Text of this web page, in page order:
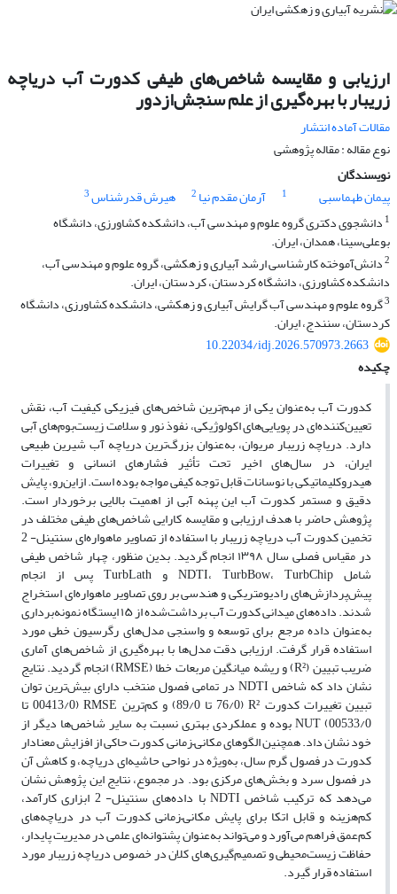
ارزیابی و مقایسه شاخص‌های طیفی کدورت آب دریاچه
زریبار با بهره‌گیری از علم سنجش‌‌ازدور
مقالات آماده انتشار
نوع مقاله : مقاله پژوهشی
نویسندگان
پیمان طهماسبی
1 آرمان مقدم نیا 2 هیرش قدرشناس3
1 دانشجوی دکتری گروه علوم و مهندسی آب، دانشکده کشاورزی، دانشگاه
بوعلی‌سینا، همدان، ایران.
2دانش‌آموخته کارشناسی ارشد آبیاری و زهکشی، گروه علوم و مهندسی آب،
دانشکده کشاورزی، دانشگاه کردستان، کردستان، ایران.
3گروه علوم و مهندسی آب گرایش آبیاری و زهکشی، دانشکده کشاورزی، دانشگاه
کردستان، سنندج، ایران.
10.22034/idj.2026.570973.2663
چکیده
کدورت آب به‌عنوان یکی از مهم‌ترین شاخص‌های فیزیکی کیفیت آب، نقش
تعیین‌کننده‌ای در پویایی‌های اکولوژیکی، نفوذ نور و سلامت زیست‌بوم‌های آبی
دارد. دریاچه زریبار مریوان، به‌عنوان بزرگ‌ترین دریاچه آب شیرین طبیعی
ایران، در سال‌های اخیر تحت تأثیر فشارهای انسانی و تغییرات
هیدروکلیماتیکی با نوسانات قابل توجه کیفی مواجه بوده است. ازاین‌رو، پایش
دقیق و مستمر کدورت آب این پهنه آبی از اهمیت بالایی برخوردار است.
پژوهش حاضر با هدف ارزیابی و مقایسه کارایی شاخص‌های طیفی مختلف در
تخمین کدورت آب دریاچه زریبار با استفاده از تصاویر ماهواره‌ای سنتینل- 2
در مقیاس فصلی سال ۱۳۹۸ انجام گردید. بدین منظور، چهار شاخص طیفی
شامل NDTI، TurbBow، TurbChip و TurbLath پس از انجام
پیش‌پردازش‌های رادیومتریکی و هندسی بر روی تصاویر ماهواره‌ای استخراج
شدند. داده‌های میدانی کدورت آب برداشت‌شده از ۱۵ ایستگاه نمونه‌برداری
به‌عنوان داده مرجع برای توسعه و واسنجی مدل‌های رگرسیون خطی مورد
استفاده قرار گرفت. ارزیابی دقت مدل‌ها با بهره‌گیری از شاخص‌های آماری
ضریب تبیین (R²) و ریشه میانگین مربعات خطا (RMSE) انجام گردید. نتایج
نشان داد که شاخص NDTI در تمامی فصول منتخب دارای بیش‌ترین توان
تبیین تغییرات کدورت R² (76/0 تا 89/0) و کم‌ترین RMSE (00413/0 تا
00533/0) NUT بوده و عملکردی بهتری نسبت به سایر شاخص‌ها دیگر از
خود نشان داد. همچنین الگوهای مکانی–زمانی کدورت حاکی از افزایش معنادار
کدورت در فصول گرم سال، به‌ویژه در نواحی حاشیه‌ای دریاچه، و کاهش آن
در فصول سرد و بخش‌های مرکزی بود. در مجموع، نتایج این پژوهش نشان
می‌دهد که ترکیب شاخص NDTI با داده‌های سنتینل- 2 ابزاری کارآمد،
کم‌هزینه و قابل اتکا برای پایش مکانی–زمانی کدورت آب در دریاچه‌های
کم‌عمق فراهم می‌آورد و می‌تواند به‌عنوان پشتوانه‌ای علمی در مدیریت پایدار،
حفاظت زیست‌محیطی و تصمیم‌گیری‌های کلان در خصوص دریاچه زریبار مورد
استفاده قرار گیرد.